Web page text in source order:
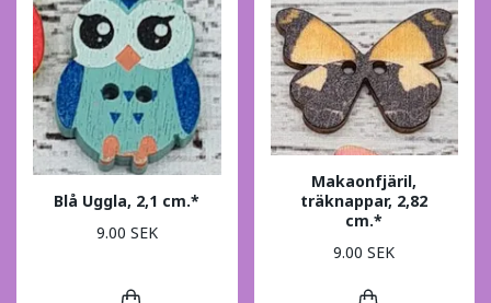
Blå Uggla, 2,1 cm.*
9.00 SEK
Makaonfjäril,
träknappar, 2,82
cm.*
9.00 SEK